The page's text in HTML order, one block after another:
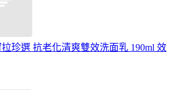
拉珍選 抗老化清爽雙效洗面乳 190ml 效